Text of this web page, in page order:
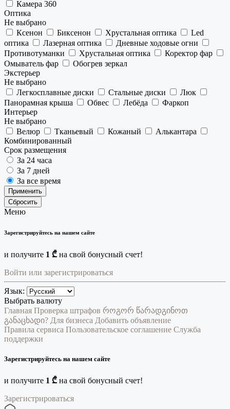
Камера 360
Оптика
Не выбрано
Ксенон
Биксенон Хрустальная оптика
Led
оптика
Лазерная оптика
Дневные ходовые огни
Противотуманки
Хрустальная оптика
Коректор фар
Омыватель фар
Обогрев зеркал
Экстерьер
Не выбрано
Легкосплавные диски
Стальные диски
Люк
Панорамная крыша
Обвес Лебёда
Фаркоп
Интерьер
Не выбрано
Велюр
Тканьевый Кожаный
Алькантара
Комбинированный
Срок размещения
За 24 часа
За 7 дней
За все время
Применить
Сбросить
Меню
Зарегистрируйтесь на нашем сайте
и получите 1 ₾ на свой бонусный счет!
Войти или зарегистрироваться
Язык:
Выбрать валюту
Главная Проверка штрафов როგორ წარადგინოთ
განაცხადი? Для бизнеса Добавить объявление
Правила сервиса Пользовательское соглашение Служба
поддержки
Зарегистрируйтесь на нашем сайте
и получите 1 ₾ на свой бонусный счет!
Зарегистрироваться